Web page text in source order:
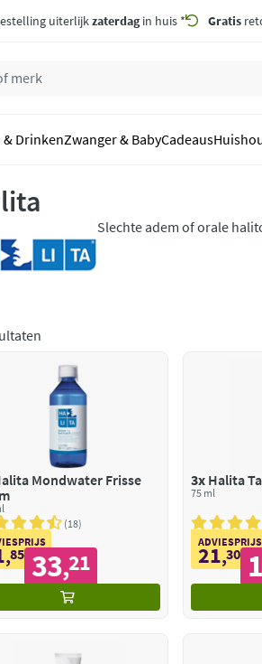
uiterlijkzaterdagin huis * Gratis
& DrinkenZwanger & BabyCadeaus
Slechte adem of orale
Mondwater Frisse
18
,85 33,21
3x Halita
75 ml
ADVIESPRIJS
21,30